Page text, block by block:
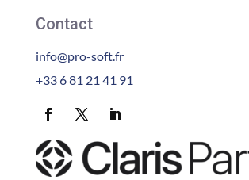
Contact
info@pro-soft.fr
+33 6 81 21 41 91